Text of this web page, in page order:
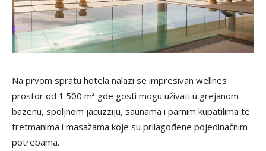
Na prvom spratu hotela nalazi se impresivan wellnes
prostor od 1.500 m² gde gosti mogu uživati u grejanom
bazenu, spoljnom jacuzziju, saunama i parnim kupatilima te
tretmanima i masažama koje su prilagođene pojedinačnim
potrebama.